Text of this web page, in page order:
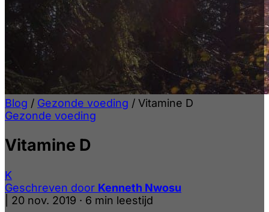
Blog / Gezonde voeding / Vitamine D
Gezonde voeding
Vitamine D
K
Geschreven door Kenneth Nwosu
20 nov. 2019 · 6 min leestijd